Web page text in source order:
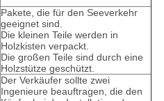
Pakete, die für den Seeverkehr
geeignet sind.
Die kleinen Teile werden in
Holzkisten verpackt.
Die großen Teile sind durch eine
Holzstütze geschützt.
Der Verkäufer sollte zwei
Ingenieure beauftragen, die den